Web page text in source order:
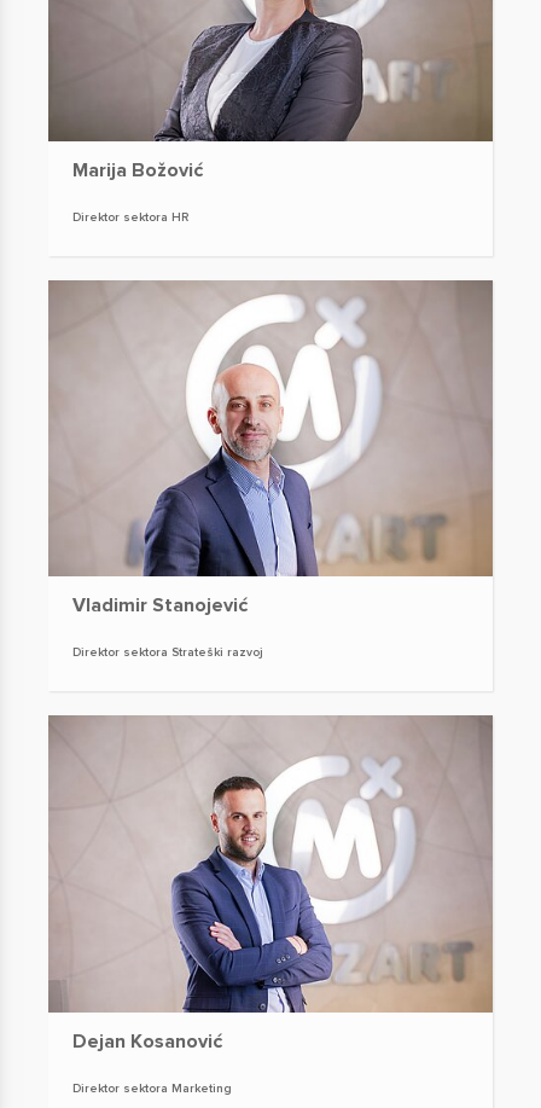
Marija Božović
Direktor sektora HR
Vladimir Stanojević
Direktor sektora Strateški razvoj
Dejan Kosanović
Direktor sektora Marketing